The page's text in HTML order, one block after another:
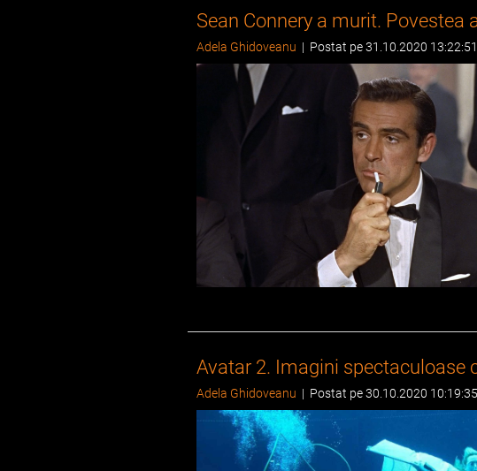
Sean Connery a murit.
Adela Ghidoveanu | Postat pe 31.10.2020 13:22:51
Avatar 2. Imagini spectaculoase
Adela Ghidoveanu | Postat pe 30.10.2020 10:19:35